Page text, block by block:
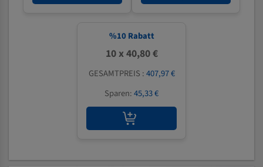
%10 Rabatt
10 x 40,80 €
GESAMTPREIS :407,97 €
Sparen:45,33 €